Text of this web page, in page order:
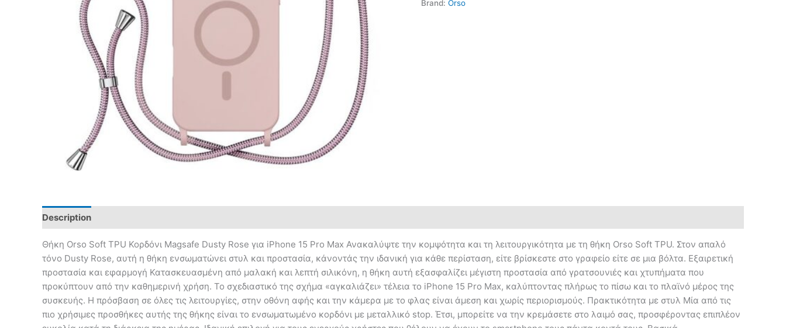
Brand: Orso
Description
Θήκη Orso Soft TPU Κορδόνι Magsafe Dusty Rose για iPhone 15 Pro Max Ανακαλύψτε την κομψότητα και τη λειτουργικότητα με τη θήκη Orso Soft TPU. Στον απαλό
τόνο Dusty Rose, αυτή η θήκη ενσωματώνει στυλ και προστασία, κάνοντάς την ιδανική για κάθε περίσταση, είτε βρίσκεστε στο γραφείο είτε σε μια βόλτα. Εξαιρετική
προστασία και εφαρμογή Κατασκευασμένη από μαλακή και λεπτή σιλικόνη, η θήκη αυτή εξασφαλίζει μέγιστη προστασία από γρατσουνιές και χτυπήματα που
προκύπτουν από την καθημερινή χρήση. Το σχεδιαστικό της σχήμα «αγκαλιάζει» τέλεια το iPhone 15 Pro Max, καλύπτοντας πλήρως το πίσω και το πλαϊνό μέρος της
συσκευής. Η πρόσβαση σε όλες τις λειτουργίες, στην οθόνη αφής και την κάμερα με το φλας είναι άμεση και χωρίς περιορισμούς. Πρακτικότητα με στυλ Μία από τις
πιο χρήσιμες προσθήκες αυτής της θήκης είναι το ενσωματωμένο κορδόνι με μεταλλικό stop. Έτσι, μπορείτε να την κρεμάσετε στο λαιμό σας, προσφέροντας επιπλέον